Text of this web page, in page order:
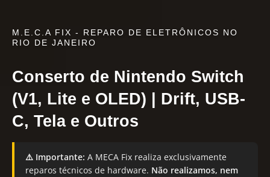
M.E.C.A FIX - REPARO DE ELETRÔNICOS NO
RIO DE JANEIRO
Conserto de Nintendo Switch
(V1, Lite e OLED) | Drift, USB-
C, Tela e Outros
⚠️ Importante: A MECA Fix realiza exclusivamente
reparos técnicos de hardware. Não realizamos, nem